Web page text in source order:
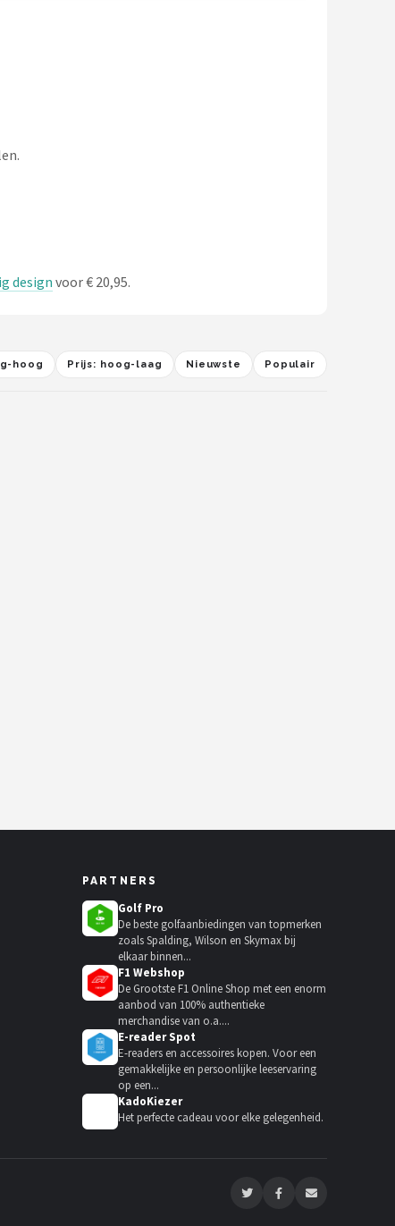
design voor € 20,95.
hoog Prijs: hoog-laag Nieuwste Populair
PARTNERS
Golf Pro
De beste golfaanbiedingen van topmerken
zoals Spalding, Wilson en Skymax bij
elkaar binnen...
F1 Webshop
De Grootste F1 Online Shop met een enorm
aanbod van 100% authentieke
merchandise van o.a....
E-reader Spot
E-readers en accessoires kopen. Voor een
gemakkelijke en persoonlijke leeservaring
op een...
KadoKiezer
Het perfecte cadeau voor elke gelegenheid.